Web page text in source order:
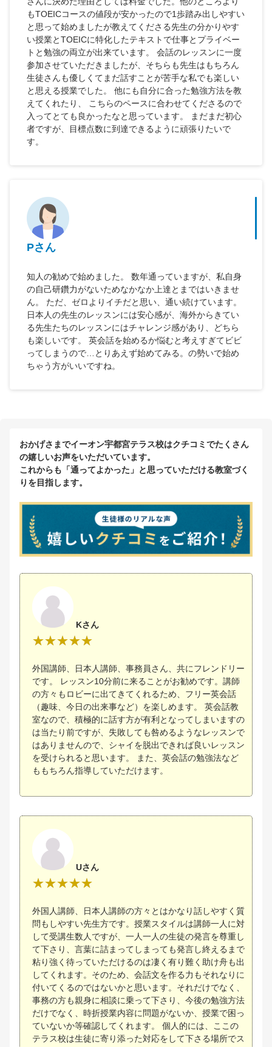
もTOEICコースの値段が安かったので1歩踏み出しやすい
と思って始めましたが教えてくださる先生の分かりやす
い授業とTOEICに特化したテキストで仕事とプライベー
トと勉強の両立が出来ています。 会話のレッスンに一度
参加させていただきましたが、そちらも先生はもちろん
生徒さんも優しくてまだ話すことが苦手な私でも楽しい
と思える授業でした。 他にも自分に合った勉強方法を教
えてくれたり、 こちらのペースに合わせてくださるので
入ってとても良かったなと思っています。 まだまだ初心
者ですが、目標点数に到達できるように頑張りたいで
す。
Pさん
知人の勧めで始めました。 数年通っていますが、私自身
の自己研鑽力がないためなかなか上達とまではいきませ
ん。 ただ、ゼロよりイチだと思い、通い続けています。
日本人の先生のレッスンには安心感が、海外からきてい
る先生たちのレッスンにはチャレンジ感があり、どちら
も楽しいです。 英会話を始めるか悩むと考えすぎてビビ
ってしまうので…とりあえず始めてみる。の勢いで始め
ちゃう方がいいですね。
おかげさまでイーオン宇都宮テラス校はクチコミでたくさん
の嬉しいお声をいただいています。
これからも「通ってよかった」と思っていただける教室づく
りを目指します。
Kさん
外国講師、日本人講師、事務員さん、共にフレンドリー
です。 レッスン10分前に来ることがお勧めです。講師
の方々もロビーに出てきてくれるため、フリー英会話
（趣味、今日の出来事など）を楽しめます。 英会話教
室なので、積極的に話す方が有利となってしまいますの
は当たり前ですが、失敗しても咎めるようなレッスンで
はありませんので、シャイを脱出できれば良いレッスン
を受けられると思います。 また、英会話の勉強法など
ももちろん指導していただけます。
Uさん
外国人講師、日本人講師の方々とはかなり話しやすく質
問もしやすい先生方です。授業スタイルは講師一人に対
して受講生数人ですが、一人一人の生徒の発言を尊重し
て下さり、言葉に詰まってしまっても発言し終えるまで
粘り強く待っていただけるのは凄く有り難く助け舟も出
してくれます。そのため、会話文を作る力もそれなりに
付いてくるのではないかと思います。それだけでなく、
事務の方も親身に相談に乗って下さり、今後の勉強方法
だけでなく、時折授業内容に問題がないか、授業で困っ
ていないか等確認してくれます。 個人的には、ここの
テラス校は生徒に寄り添った対応をして下さる場所でス